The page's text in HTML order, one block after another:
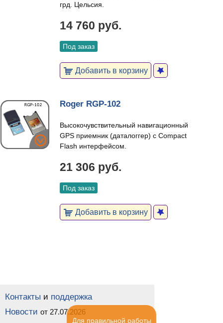
грд. Цельсия.
14 760 руб.
Под заказ
Добавить в корзину
Roger RGP-102
Высокочувствительный навигационный
GPS приемник (даталоггер) с Compact
Flash интерфейсом.
21 306 руб.
Под заказ
Добавить в корзину
Контакты и поддержка
Новости от 27.07.2026
Для правильной работы